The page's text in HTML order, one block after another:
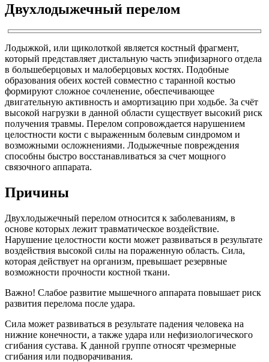
Двухлодыжечный перелом
Лодыжкой, или щиколоткой является костный фрагмент,
который представляет дистальную часть эпифизарного отдела
в большеберцовых и малоберцовых костях. Подобные
образования обеих костей совместно с таранной костью
формируют сложное сочленение, обеспечивающее
двигательную активность и амортизацию при ходьбе. За счёт
высокой нагрузки в данной области существует высокий риск
получения травмы. Перелом сопровождается нарушением
целостности кости с выраженным болевым синдромом и
возможными осложнениями. Лодыжечные повреждения
способны быстро восстанавливаться за счет мощного
связочного аппарата.
Причины
Двухлодыжечный перелом относится к заболеваниям, в
основе которых лежит травматическое воздействие.
Нарушение целостности кости может развиваться в результате
воздействия высокой силы на пораженную область. Сила,
которая действует на организм, превышает резервные
возможности прочности костной ткани.
Важно! Слабое развитие мышечного аппарата повышает риск
развития перелома после удара.
Сила может развиваться в результате падения человека на
нижние конечности, а также удара или нефизиологического
сгибания сустава. К данной группе относят чрезмерные
сгибания или подворачивания.